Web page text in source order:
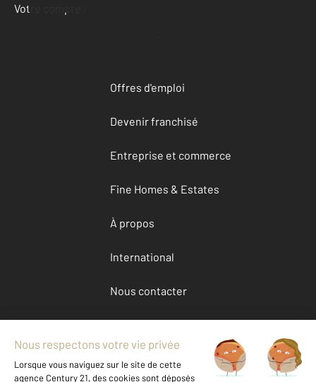
Votre compte :
Accéder à mon compte
Offres d'emploi
Devenir franchisé
Entreprise et commerce
Fine Homes & Estates
À propos
International
Nous contacter
Mentions légales & CGU et Barèmes d'honoraires
Données personnelles